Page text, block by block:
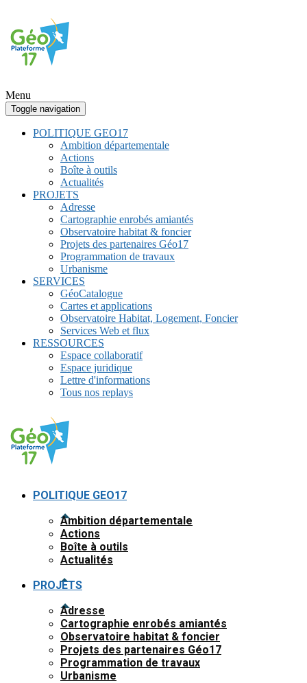
Menu
Toggle navigation
POLITIQUE GEO17
Ambition départementale
Actions
Boîte à outils
Actualités
PROJETS
Adresse
Cartographie enrobés amiantés
Observatoire habitat & foncier
Projets des partenaires Géo17
Programmation de travaux
Urbanisme
SERVICES
GéoCatalogue
Cartes et applications
Observatoire Habitat, Logement, Foncier
Services Web et flux
RESSOURCES
Espace collaboratif
Espace juridique
Lettre d'informations
Tous nos replays
POLITIQUE GEO17
Ambition départementale
Actions
Boîte à outils
Actualités
PROJETS
Adresse
Cartographie enrobés amiantés
Observatoire habitat & foncier
Projets des partenaires Géo17
Programmation de travaux
Urbanisme